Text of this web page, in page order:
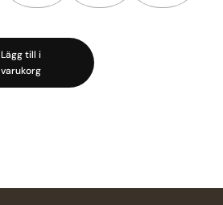
Lägg till i
varukorg